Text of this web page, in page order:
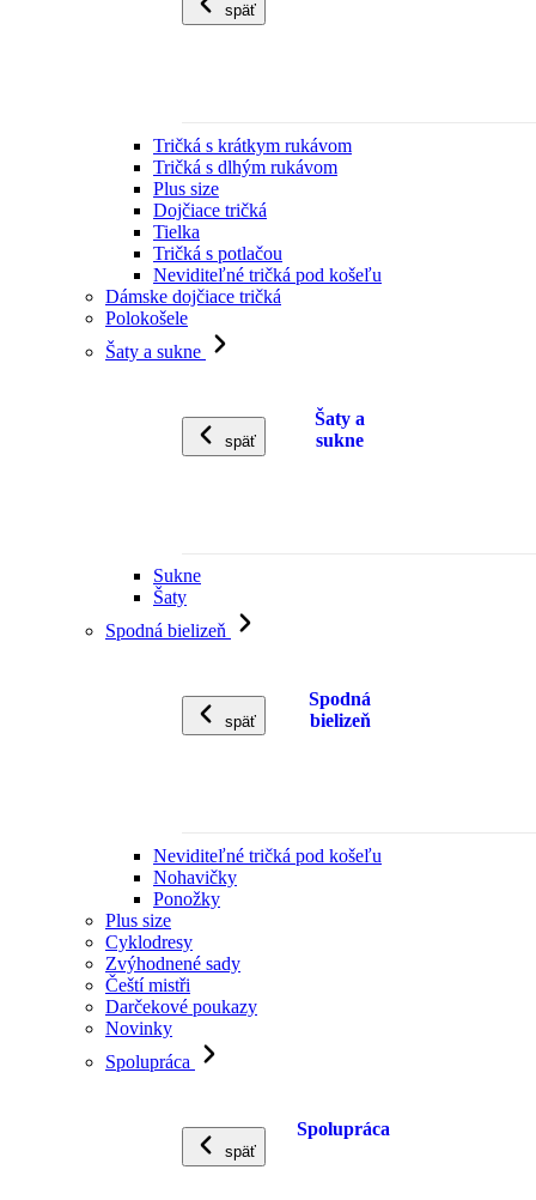
späť
Tričká s krátkym rukávom
Tričká s dlhým rukávom
Plus size
Dojčiace tričká
Tielka
Tričká s potlačou
Neviditeľné tričká pod košeľu
Dámske dojčiace tričká
Polokošele
Šaty a sukne
späť
Šaty a
sukne
Sukne
Šaty
Spodná bielizeň
späť
Spodná
bielizeň
Neviditeľné tričká pod košeľu
Nohavičky
Ponožky
Plus size
Cyklodresy
Zvýhodnené sady
Čeští mistři
Darčekové poukazy
Novinky
Spolupráca
späť
Spolupráca